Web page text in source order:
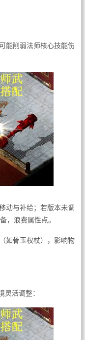
能削弱法师核心技能伤
动与补给；若版本未调
，浪费属性点。
如骨玉权杖），影响物
灵活调整：